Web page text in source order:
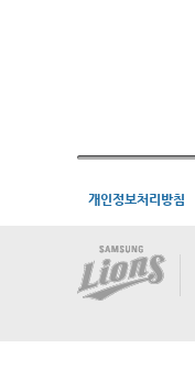
개인정보처리방침